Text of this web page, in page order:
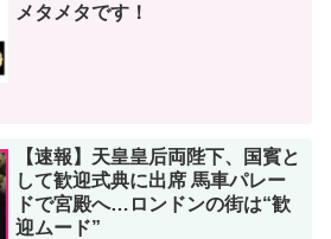
メタメタです！
【速報】天皇皇后両陛下、国賓と
して歓迎式典に出席 馬車パレー
ドで宮殿へ…ロンドンの街は“歓
迎ムード”